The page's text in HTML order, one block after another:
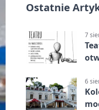
Ostatnie
7
6